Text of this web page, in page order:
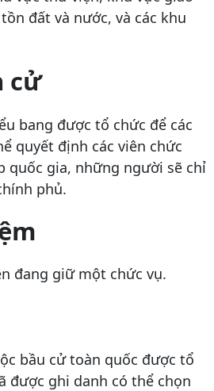
đất và nước, và các khu
cử
bang được tổ chức để các
quyết định các viên chức
quốc gia, những người sẽ chỉ
phủ.
đang giữ một chức vụ.
bầu cử toàn quốc được tổ
được ghi danh có thể chọn